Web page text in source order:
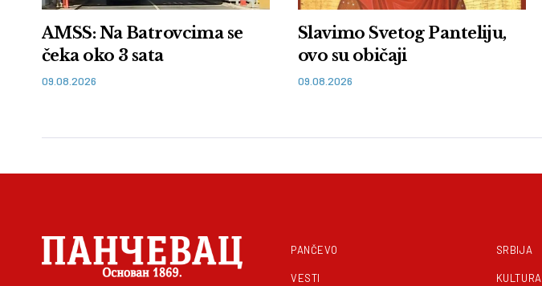
AMSS: Na Batrovcima se
čeka oko 3 sata
09.08.2026
Slavimo Svetog Panteliju,
ovo su običaji
09.08.2026
PANČEVO
VESTI
SRBIJA
KULTURA